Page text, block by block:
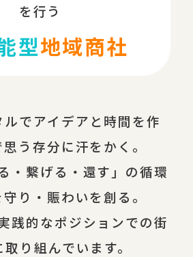
を行う
型地域商社
でアイデアと時間を作
う存分に汗をかく。
・繋げる・還す」の循環
り・賑わいを創る。
践的なポジションでの街
り組んでいます。